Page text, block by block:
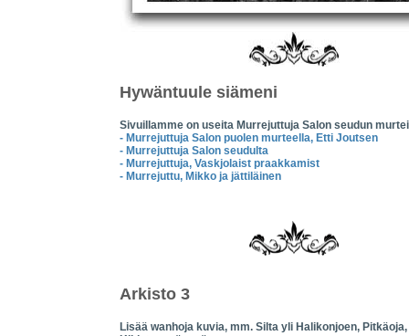
Hywäntuule siämeni
Sivuillamme on useita Murrejuttuja Salon seudun
- Murrejuttuja Salon puolen murteella, Etti Joutsen
- Murrejuttuja Salon seudulta
- Murrejuttuja, Vaskjolaist praakkamist
- Murrejuttu, Mikko ja jättiläinen
Arkisto 3
Lisää wanhoja kuvia, mm. Silta yli Halikonjoen,